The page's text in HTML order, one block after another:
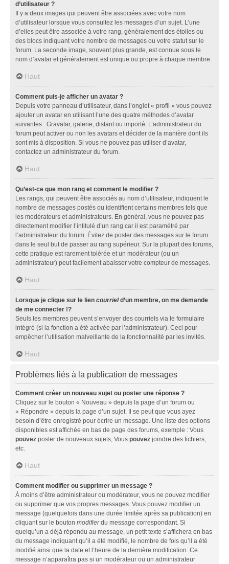
d’utilisateur ?
Il y a deux images qui peuvent être associées avec votre nom
d’utilisateur lorsque vous consultez les messages d’un sujet. L’une
d’elles peut être associée à votre rang, généralement des étoiles ou
des blocs indiquant votre nombre de messages ou votre statut sur le
forum. La seconde image, souvent plus grande, est connue sous le
nom d’avatar et généralement est unique ou propre à chaque membre.
Haut
Comment puis-je afficher un avatar ?
Depuis votre panneau d’utilisateur, dans l’onglet « profil » vous pouvez
ajouter un avatar en utilisant l’une des quatre méthodes d’avatar
suivantes : Gravatar, galerie, distant ou importé. L’administrateur du
forum peut activer ou non les avatars et décider de la manière dont ils
sont mis à disposition. Si vous ne pouvez pas utiliser d’avatar,
contactez un administrateur du forum.
Haut
Qu’est-ce que mon rang et comment le modifier ?
Les rangs, qui peuvent être associés au nom d’utilisateur, indiquent le
nombre de messages postés ou identifient certains membres tels que
les modérateurs et administrateurs. En général, vous ne pouvez pas
directement modifier l’intitulé d’un rang car il est paramétré par
l’administrateur du forum. Évitez de poster des messages sur le forum
dans le seul but de passer au rang supérieur. Sur la plupart des forums,
cette pratique est rarement tolérée et un modérateur (ou un
administrateur) peut facilement abaisser votre compteur de messages.
Haut
Lorsque je clique sur le lien courrield’un membre, on me demande
de me connecter !?
Seuls les membres peuvent s’envoyer des courriels via le formulaire
intégré (si la fonction a été activée par l’administrateur). Ceci pour
empêcher l’utilisation malveillante de la fonctionnalité par les invités.
Haut
Problèmes liés à la publication de messages
Comment créer un nouveau sujet ou poster une réponse ?
Cliquez sur le bouton « Nouveau » depuis la page d’un forum ou
« Répondre » depuis la page d’un sujet. Il se peut que vous ayez
besoin d’être enregistré pour écrire un message. Une liste des options
disponibles est affichée en bas de page des forums, exemple : Vous
pouvez poster de nouveaux sujets, Vous pouvez joindre des fichiers,
etc.
Haut
Comment modifier ou supprimer un message ?
À moins d’être administrateur ou modérateur, vous ne pouvez modifier
ou supprimer que vos propres messages. Vous pouvez modifier un
message (quelquefois dans une durée limitée après sa publication) en
cliquant sur le bouton modifierdu message correspondant. Si
quelqu’un a déjà répondu au message, un petit texte s’affichera en bas
du message indiquant qu’il a été modifié, le nombre de fois qu’il a été
modifié ainsi que la date et l’heure de la dernière modification. Ce
message n’apparaîtra pas si un modérateur ou un administrateur